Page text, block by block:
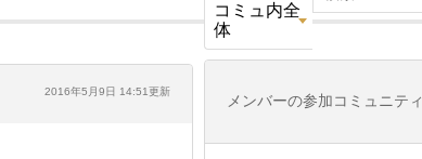
コミュ内全
体
2016年5月9日 14:51更新
メンバーの参加コミュニティ